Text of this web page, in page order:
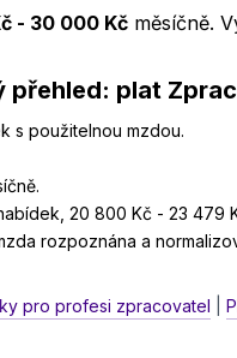
- 30 000 Kč měsíčně.
přehled: plat
s použitelnou mzdou.
20 800 Kč - 23 479
rozpoznána a
pro profesi zpracovatel